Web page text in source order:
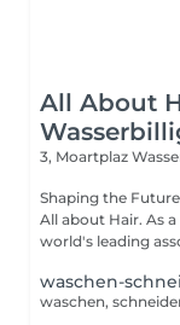
All About
3, Moartplaz
Shaping the Future and
All about Hair. As
world's leading
waschen-
waschen,